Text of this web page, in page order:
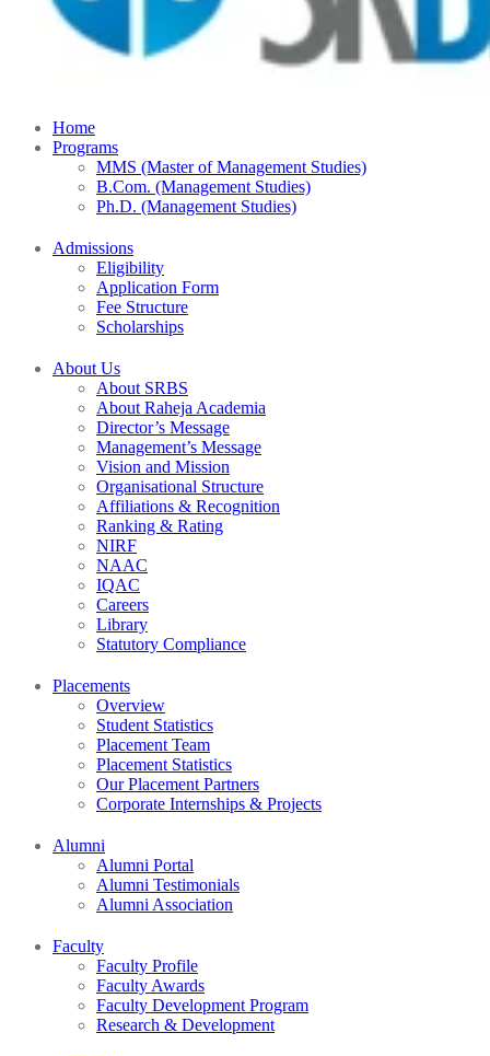
Home
Programs
MMS (Master of Management Studies)
B.Com. (Management Studies)
Ph.D. (Management Studies)
Admissions
Eligibility
Application Form
Fee Structure
Scholarships
About Us
About SRBS
About Raheja Academia
Director’s Message
Management’s Message
Vision and Mission
Organisational Structure
Affiliations & Recognition
Ranking & Rating
NIRF
NAAC
IQAC
Careers
Library
Statutory Compliance
Placements
Overview
Student Statistics
Placement Team
Placement Statistics
Our Placement Partners
Corporate Internships & Projects
Alumni
Alumni Portal
Alumni Testimonials
Alumni Association
Faculty
Faculty Profile
Faculty Awards
Faculty Development Program
Research & Development